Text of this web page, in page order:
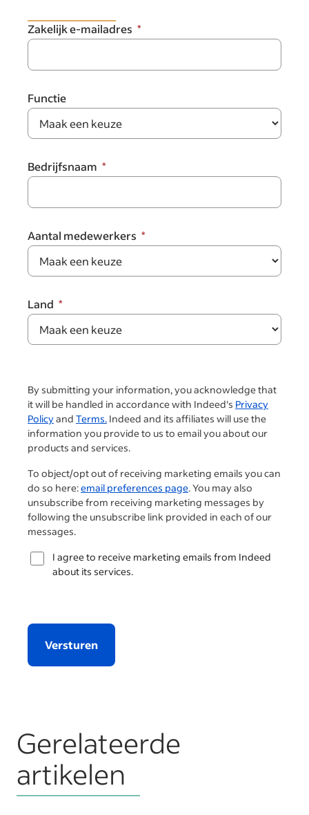
Zakelijk e-mailadres
Functie
Bedrijfsnaam
Aantal medewerkers
Land
By submitting your information, you acknowledge that
it will be handled in accordance with Indeed's Privacy
Policyand Terms. Indeed and its affiliates will use the
information you provide to us to email you about our
products and services.
To object/opt out of receiving marketing emails you can
do so here:email preferences page. You may also
unsubscribe from receiving marketing messages by
following the unsubscribe link provided in each of our
messages.
I agree to receive marketing emails from Indeed
about its services.
Versturen
Gerelateerde
artikelen